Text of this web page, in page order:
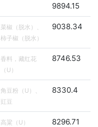
9894.15
菜椒（脱水）、
柿子椒（脱水）
9038.34
香料，藏红花
（U）
8746.53
角豆粉（U）、
豇豆
8330.4
高粱（U） 8296.71